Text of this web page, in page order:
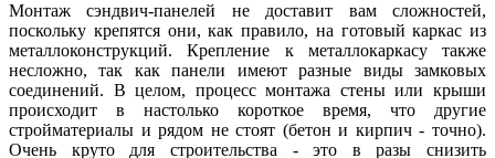
Монтаж сэндвич-панелей не доставит вам сложностей,
поскольку крепятся они, как правило, на готовый каркас из
металлоконструкций. Крепление к металлокаркасу также
несложно, так как панели имеют разные виды замковых
соединений. В целом, процесс монтажа стены или крыши
происходит в настолько короткое время, что другие
стройматериалы и рядом не стоят (бетон и кирпич - точно).
Очень круто для строительства - это в разы снизить